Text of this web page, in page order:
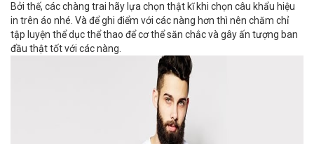
Bởi thế, các chàng trai hãy lựa chọn thật kĩ khi chọn câu khẩu hiệu
in trên áo nhé. Và để ghi điểm với các nàng hơn thì nên chăm chỉ
tập luyện thể dục thể thao để cơ thể săn chắc và gây ấn tượng ban
đầu thật tốt với các nàng.